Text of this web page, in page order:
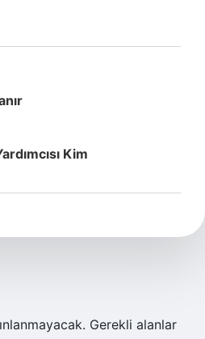
Kim
Gerekli alanlar